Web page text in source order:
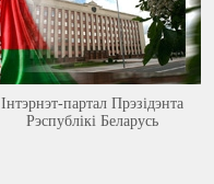
Інтэрнэт-партал Прэзідэнта
Рэспублікі Беларусь